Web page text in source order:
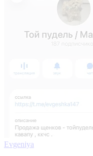
Evgeniya